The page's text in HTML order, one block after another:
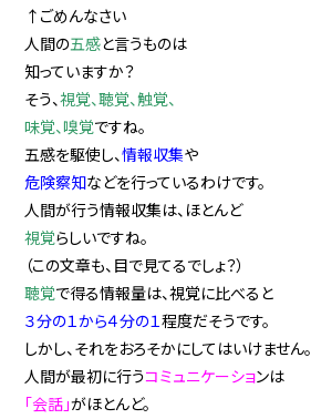
↑ごめんなさい
人間の五感と言うものは
知っていますか？
そう、視覚、聴覚、触覚、
味覚、嗅覚ですね。
五感を駆使し、情報収集や
危険察知などを行っているわけです。
人間が行う情報収集は、ほとんど
視覚らしいですね。
（この文章も、目で見てるでしょ？）
聴覚で得る情報量は、視覚に比べると
３分の１から４分の１程度だそうです。
しかし、それをおろそかにしてはいけません。
人間が最初に行うコミュニケーションは
「会話」がほとんど。